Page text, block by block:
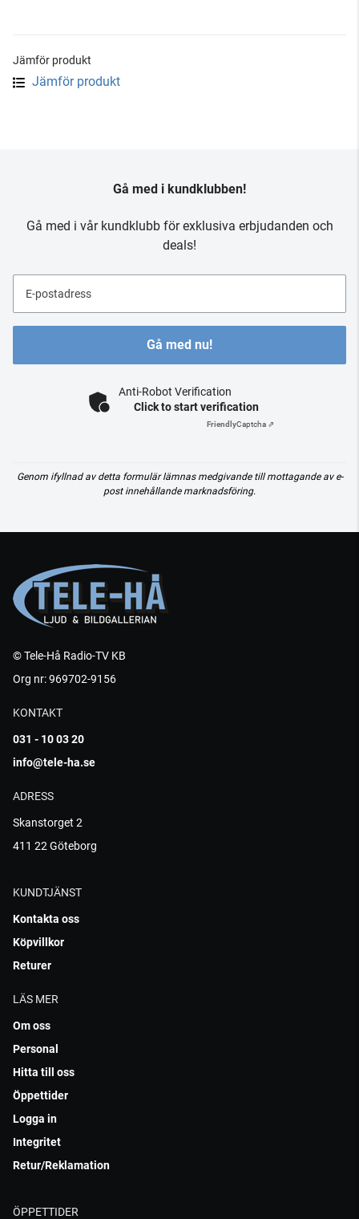
Jämför produkt
Jämför produkt
Gå med i kundklubben!
Gå med i vår kundklubb för exklusiva erbjudanden och
deals!
E-postadress
Gå med nu!
Anti-Robot Verification
Click to start verification
FriendlyCaptcha ⇗
Genom ifyllnad av detta formulär lämnas medgivande till mottagande av e-
post innehållande marknadsföring.
© Tele-Hå Radio-TV KB
Org nr: 969702-9156
KONTAKT
031 - 10 03 20
info@tele-ha.se
ADRESS
Skanstorget 2
411 22 Göteborg
KUNDTJÄNST
Kontakta oss
Köpvillkor
Returer
LÄS MER
Om oss
Personal
Hitta till oss
Öppettider
Logga in
Integritet
Retur/Reklamation
ÖPPETTIDER